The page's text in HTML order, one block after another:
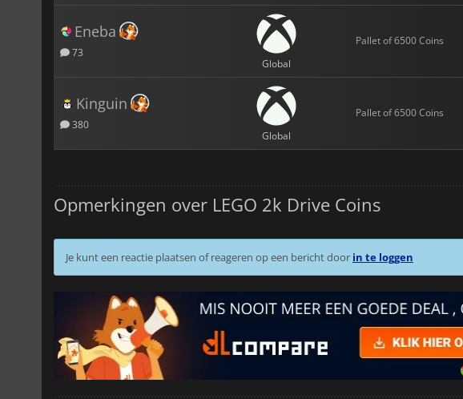
Eneba
73
Global
Pallet of 6500 Coins
Kinguin
380
Global
Pallet of 6500 Coins
Opmerkingen over LEGO 2k Drive Coins
Je kunt een reactie plaatsen of reageren op een bericht door in te loggen